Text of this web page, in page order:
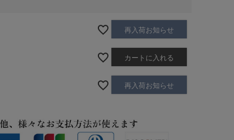
再入荷お知らせ
カートに入れる
再入荷お知らせ